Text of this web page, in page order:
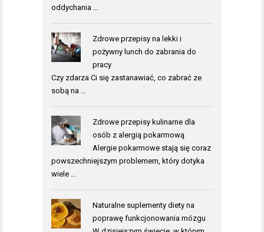
oddychania …
Zdrowe przepisy na lekki i
pożywny lunch do zabrania do
pracy
Czy zdarza Ci się zastanawiać, co zabrać ze
sobą na …
Zdrowe przepisy kulinarne dla
osób z alergią pokarmową
Alergie pokarmowe stają się coraz
powszechniejszym problemem, który dotyka
wiele …
Naturalne suplementy diety na
poprawę funkcjonowania mózgu